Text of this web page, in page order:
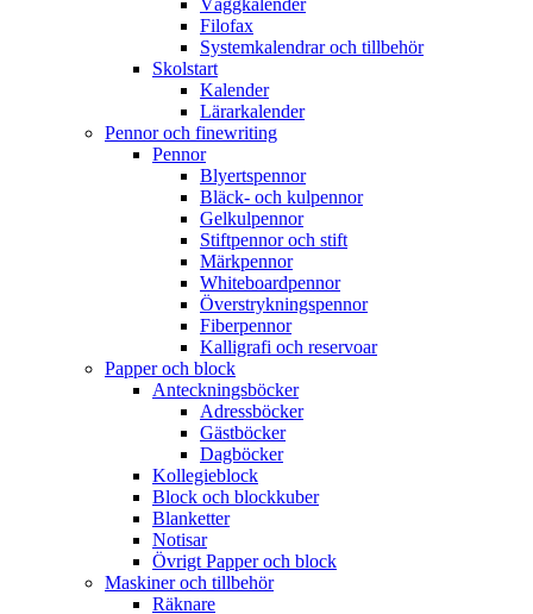
Väggkalender
Filofax
Systemkalendrar och tillbehör
Skolstart
Kalender
Lärarkalender
Pennor och finewriting
Pennor
Blyertspennor
Bläck- och kulpennor
Gelkulpennor
Stiftpennor och stift
Märkpennor
Whiteboardpennor
Överstrykningspennor
Fiberpennor
Kalligrafi och reservoar
Papper och block
Anteckningsböcker
Adressböcker
Gästböcker
Dagböcker
Kollegieblock
Block och blockkuber
Blanketter
Notisar
Övrigt Papper och block
Maskiner och tillbehör
Räknare